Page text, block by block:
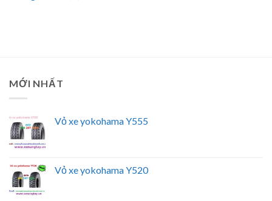
MỚI NHẤT
Vỏ xe yokohama Y555
Vỏ xe yokohama Y520